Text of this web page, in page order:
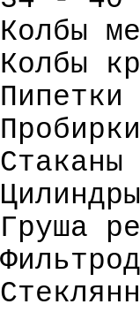
Колбы
Колбы
Груша